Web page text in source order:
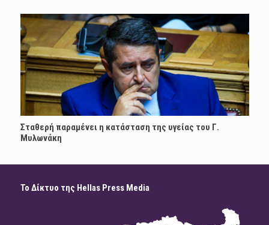
Σταθερή παραμένει η κατάσταση της υγείας του Γ.
Μυλωνάκη
Το Δίκτυο της Hellas Press Media